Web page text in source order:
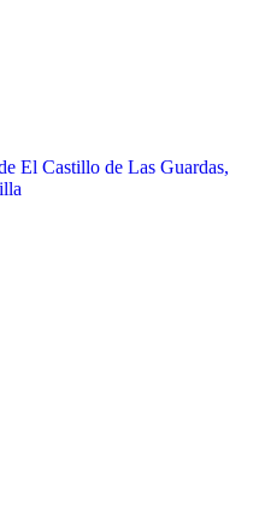
El Castillo de Las Guardas,